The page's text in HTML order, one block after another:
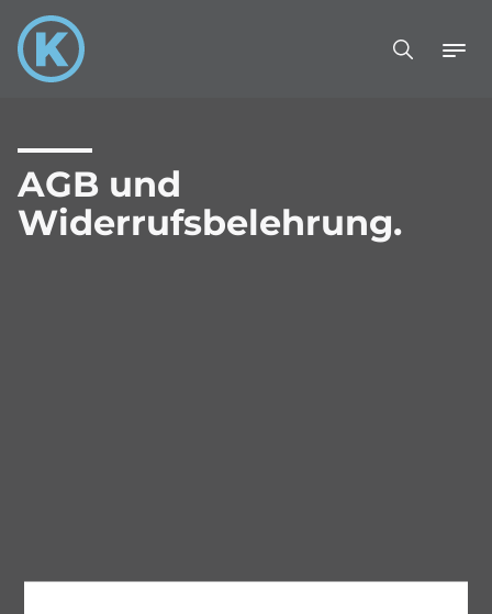
AGB und
Widerrufsbelehrung.